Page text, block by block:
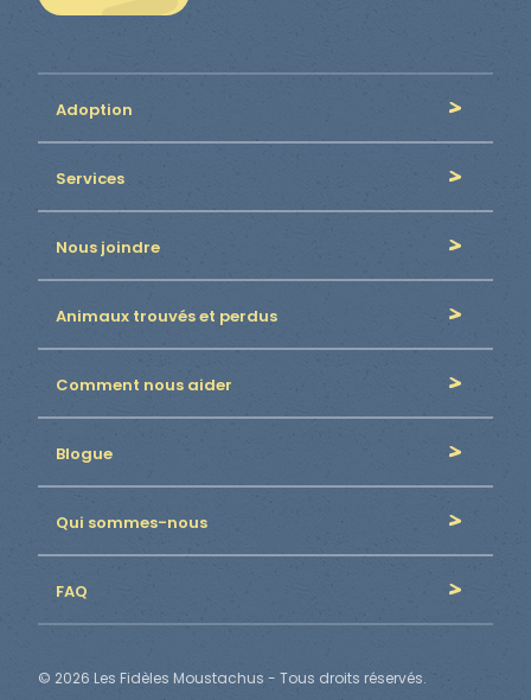
Adoption
Services
Nous joindre
Animaux trouvés et perdus
Comment nous aider
Blogue
Qui sommes-nous
FAQ
© 2026 Les Fidèles Moustachus - Tous droits réservés.